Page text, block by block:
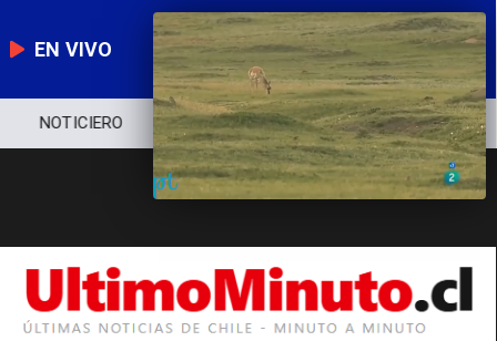
EN VIVO
NOTICIERO POLÍTICA ECONOMÍA